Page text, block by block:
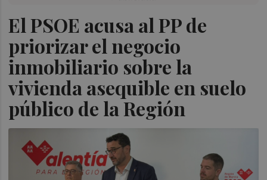
El PSOE acusa al PP de
priorizar el negocio
inmobiliario sobre la
vivienda asequible en suelo
público de la Región